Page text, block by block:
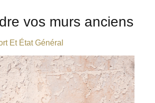
vos murs anciens
Et État Général